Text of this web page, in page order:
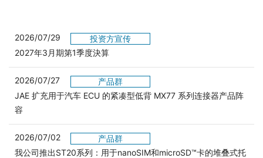
2026/07/29
投资方宣传
2027年3月期第1季度決算
2026/07/27
产品群
JAE 扩充用于汽车 ECU 的紧凑型低背 MX77 系列连接器产品阵
容
2026/07/02
产品群
我公司推出ST20系列：用于nanoSIM和microSD™卡的堆叠式托